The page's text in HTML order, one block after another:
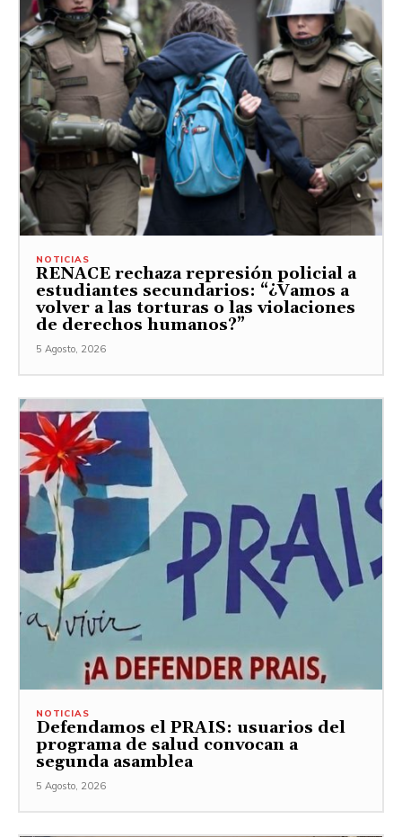
NOTICIAS
RENACE rechaza represión policial a
estudiantes secundarios: “¿Vamos a
volver a las torturas o las violaciones
de derechos humanos?”
5 Agosto, 2026
NOTICIAS
Defendamos el PRAIS: usuarios del
programa de salud convocan a
segunda asamblea
5 Agosto, 2026